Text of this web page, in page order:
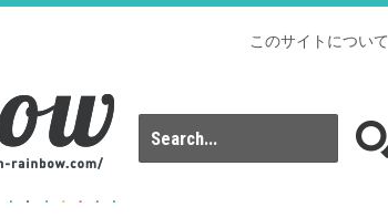
このサイトについて